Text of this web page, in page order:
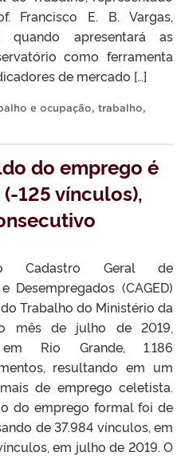
Francisco E. B. Vargas,
apresentará as
como ferramenta
de mercado […]
e ocupação, trabalho,
do emprego é
125 vínculos),
Cadastro Geral de
Desempregados (CAGED)
Trabalho do Ministério da
mês de julho de 2019,
Rio Grande, 1.186
resultando em um
de emprego celetista.
do emprego formal foi de
de 37.984 vínculos, em
em julho de 2019. O